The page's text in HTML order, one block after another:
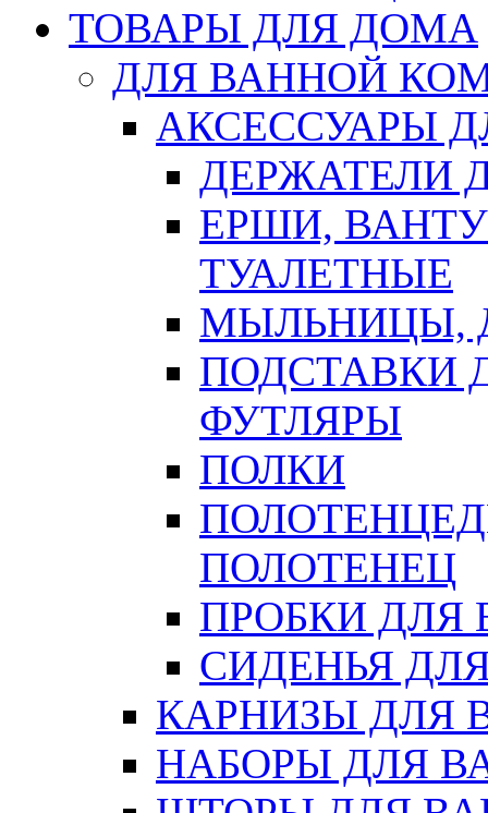
ТОВАРЫ ДЛЯ ДОМА
ДЛЯ ВАННОЙ
АКСЕССУАРЫ
ДЕРЖАТЕЛИ
ЕРШИ,
ТУАЛЕТНЫЕ
МЫЛЬНИЦЫ,
ПОДСТАВКИ
ФУТЛЯРЫ
ПОЛКИ
ПОЛОТЕНЕЦ
ПРОБКИ ДЛЯ
СИДЕНЬЯ
КАРНИЗЫ ДЛЯ
НАБОРЫ ДЛЯ